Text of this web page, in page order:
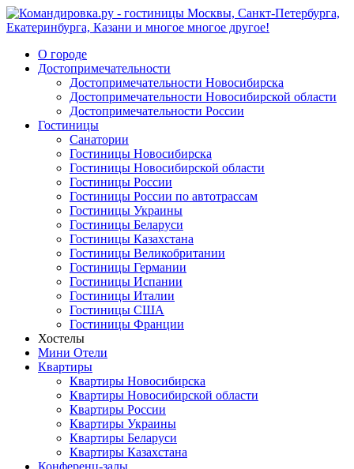
О городе
Достопримечательности
Достопримечательности Новосибирска
Достопримечательности Новосибирской области
Достопримечательности России
Гостиницы
Санатории
Гостиницы Новосибирска
Гостиницы Новосибирской области
Гостиницы России
Гостиницы России по автотрассам
Гостиницы Украины
Гостиницы Беларуси
Гостиницы Казахстана
Гостиницы Великобритании
Гостиницы Германии
Гостиницы Испании
Гостиницы Италии
Гостиницы США
Гостиницы Франции
Хостелы
Мини Отели
Квартиры
Квартиры Новосибирска
Квартиры Новосибирской области
Квартиры России
Квартиры Украины
Квартиры Беларуси
Квартиры Казахстана
Конференц-залы